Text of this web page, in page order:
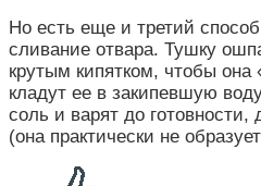
Но есть еще и третий
сливание отвара. Тушку
крутым кипятком, чтобы она
кладут ее в закипевшую
соль и варят до
(она практически не